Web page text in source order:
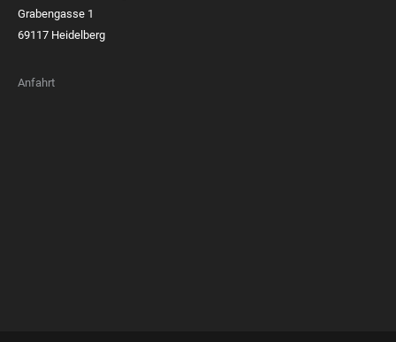
Grabengasse 1
69117 Heidelberg
Anfahrt